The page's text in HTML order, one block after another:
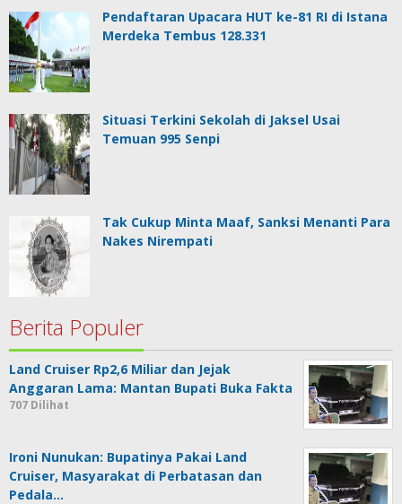
Pendaftaran Upacara HUT ke-81 RI di Istana
Merdeka Tembus 128.331
Situasi Terkini Sekolah di Jaksel Usai
Temuan 995 Senpi
Tak Cukup Minta Maaf, Sanksi Menanti Para
Nakes Nirempati
Berita Populer
Land Cruiser Rp2,6 Miliar dan Jejak
Anggaran Lama: Mantan Bupati Buka Fakta
707 Dilihat
Ironi Nunukan: Bupatinya Pakai Land
Cruiser, Masyarakat di Perbatasan dan
Pedala…